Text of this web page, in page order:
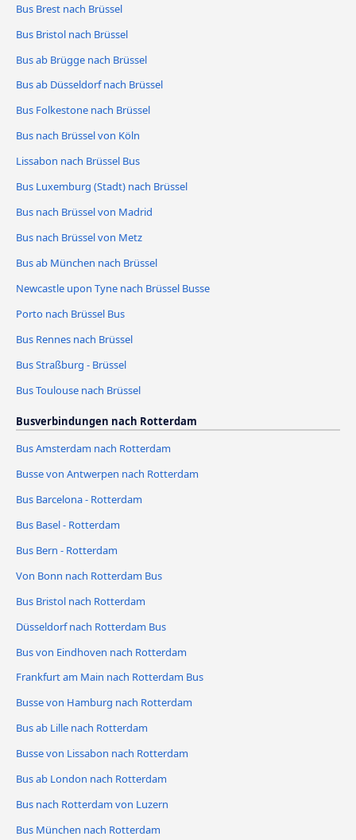
Bus Brest nach Brüssel
Bus Bristol nach Brüssel
Bus ab Brügge nach Brüssel
Bus ab Düsseldorf nach Brüssel
Bus Folkestone nach Brüssel
Bus nach Brüssel von Köln
Lissabon nach Brüssel Bus
Bus Luxemburg (Stadt) nach Brüssel
Bus nach Brüssel von Madrid
Bus nach Brüssel von Metz
Bus ab München nach Brüssel
Newcastle upon Tyne nach Brüssel Busse
Porto nach Brüssel Bus
Bus Rennes nach Brüssel
Bus Straßburg - Brüssel
Bus Toulouse nach Brüssel
Busverbindungen nach Rotterdam
Bus Amsterdam nach Rotterdam
Busse von Antwerpen nach Rotterdam
Bus Barcelona - Rotterdam
Bus Basel - Rotterdam
Bus Bern - Rotterdam
Von Bonn nach Rotterdam Bus
Bus Bristol nach Rotterdam
Düsseldorf nach Rotterdam Bus
Bus von Eindhoven nach Rotterdam
Frankfurt am Main nach Rotterdam Bus
Busse von Hamburg nach Rotterdam
Bus ab Lille nach Rotterdam
Busse von Lissabon nach Rotterdam
Bus ab London nach Rotterdam
Bus nach Rotterdam von Luzern
Bus München nach Rotterdam